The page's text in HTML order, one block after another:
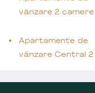
vânzare 2 camere
Apartamente de
vânzare Central 2